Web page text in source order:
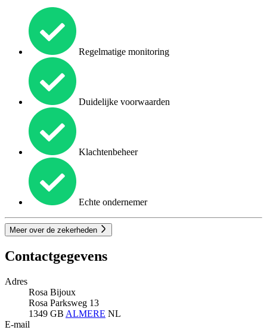
Regelmatige monitoring
Duidelijke voorwaarden
Klachtenbeheer
Echte ondernemer
Meer over de zekerheden
Contactgegevens
Adres
Rosa Bijoux
Rosa Parksweg 13
1349 GB ALMERE NL
E-mail